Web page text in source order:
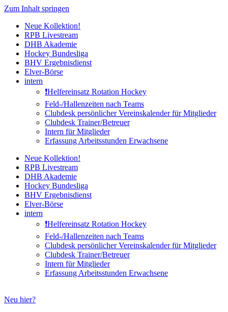
Zum Inhalt springen
Neue Kollektion!
RPB Livestream
DHB Akademie
Hockey Bundesliga
BHV Ergebnisdienst
Elver-Börse
intern
❗️Helfereinsatz Rotation Hockey
Feld-/Hallenzeiten nach Teams
Clubdesk persönlicher Vereinskalender für Mitglieder
Clubdesk Trainer/Betreuer
Intern für Mitglieder
Erfassung Arbeitsstunden Erwachsene
Neue Kollektion!
RPB Livestream
DHB Akademie
Hockey Bundesliga
BHV Ergebnisdienst
Elver-Börse
intern
❗️Helfereinsatz Rotation Hockey
Feld-/Hallenzeiten nach Teams
Clubdesk persönlicher Vereinskalender für Mitglieder
Clubdesk Trainer/Betreuer
Intern für Mitglieder
Erfassung Arbeitsstunden Erwachsene
Neu hier?